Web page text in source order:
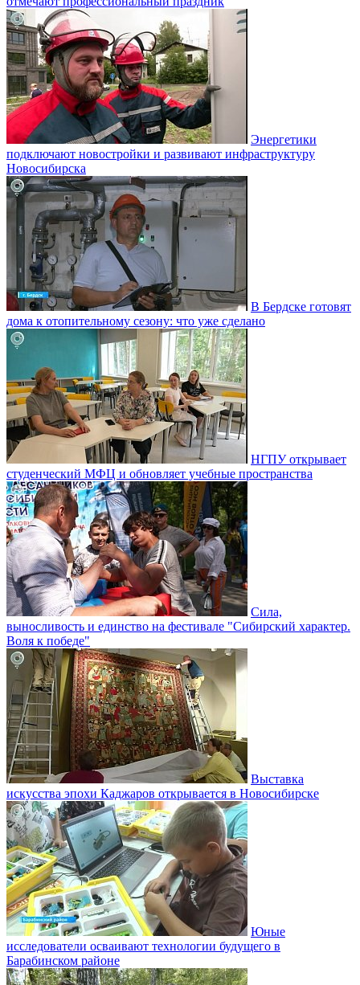
Энергетики
подключают новостройки и развивают инфраструктуру
Новосибирска
В Бердске готовят
дома к отопительному сезону: что уже сделано
НГПУ открывает
студенческий МФЦ и обновляет учебные пространства
Сила,
выносливость и единство на фестивале "Сибирский характер.
Воля к победе"
Выставка
искусства эпохи Каджаров открывается в Новосибирске
Юные
исследователи осваивают технологии будущего в
Барабинском районе